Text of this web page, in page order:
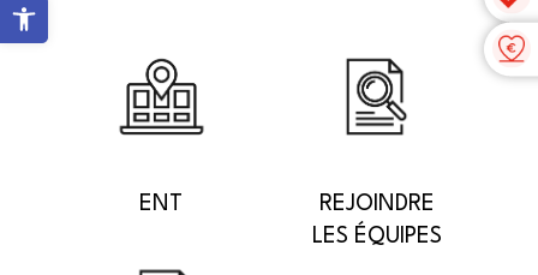
Ouvrir la barre d’outils
ENT
REJOINDRE
LES ÉQUIPES